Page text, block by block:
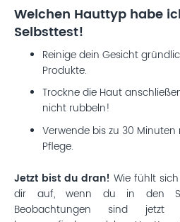
Welchen Hauttyp habe
Selbsttest!
Reinige dein Gesicht
Produkte.
Trockne die Haut
nicht rubbeln!
Verwende bis zu 30
Pflege.
Jetzt bist du dran! Wie fühlt
dir auf, wenn du in den
Beobachtungen sind jetzt